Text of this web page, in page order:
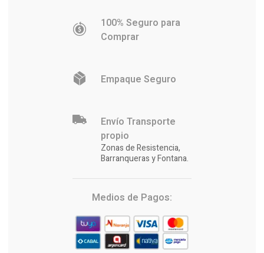
100% Seguro para
Comprar
Empaque Seguro
Envío Transporte
propio
Zonas de Resistencia,
Barranqueras y Fontana.
Medios de Pagos: